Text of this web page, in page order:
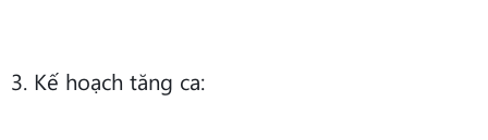
3. Kế hoạch tăng ca: